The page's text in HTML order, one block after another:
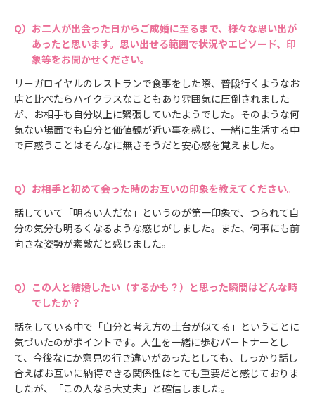
お二人が出会った日からご成婚に至るまで、様々な思い出が
あったと思います。思い出せる範囲で状況やエピソード、印
象等をお聞かせください。
リーガロイヤルのレストランで食事をした際、普段行くようなお
店と比べたらハイクラスなこともあり雰囲気に圧倒されました
が、お相手も自分以上に緊張していたようでした。そのような何
気ない場面でも自分と価値観が近い事を感じ、一緒に生活する中
で戸惑うことはそんなに無さそうだと安心感を覚えました。
お相手と初めて会った時のお互いの印象を教えてください。
話していて「明るい人だな」というのが第一印象で、つられて自
分の気分も明るくなるような感じがしました。また、何事にも前
向きな姿勢が素敵だと感じました。
この人と結婚したい（するかも？）と思った瞬間はどんな時
でしたか？
話をしている中で「自分と考え方の土台が似てる」ということに
気づいたのがポイントです。人生を一緒に歩むパートナーとし
て、今後なにか意見の行き違いがあったとしても、しっかり話し
合えばお互いに納得できる関係性はとても重要だと感じておりま
したが、「この人なら大丈夫」と確信しました。